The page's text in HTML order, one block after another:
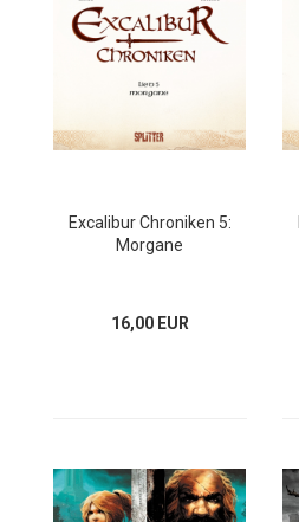
Excalibur Chroniken 5:
Morgane
16,00 EUR